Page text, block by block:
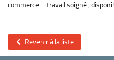
commerce ... travail soigné ,
Revenir à la liste